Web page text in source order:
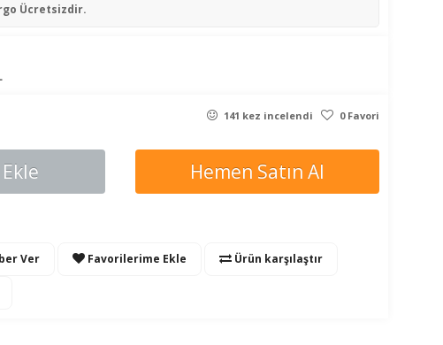
Ücretsizdir.
141 kez incelendi 0 Favori
Hemen Satın Al
Ver Favorilerime Ekle Ürün karşılaştır